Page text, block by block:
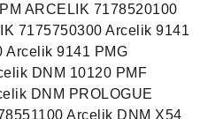
ARCELIK 7178520100
7175750300 Arcelik 9141
Arcelik 9141 PMG
DNM 10120 PMF
DNM PROLOGUE
Arcelik DNM X54